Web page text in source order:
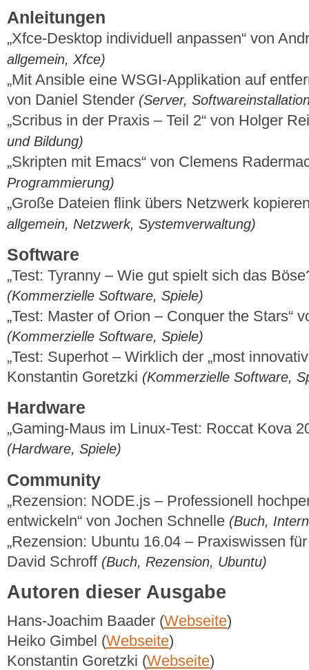
Anleitungen
„Xfce-Desktop individuell anpassen“ von
allgemein, Xfce)
„Mit Ansible eine WSGI-Applikation auf
von Daniel Stender (Server,
„Scribus in der Praxis – Teil 2“ von Holger
und Bildung)
„Skripten mit Emacs“ von Clemens
Programmierung)
„Große Dateien flink übers Netzwerk
allgemein, Netzwerk, Systemverwaltung)
Software
„Test: Tyranny – Wie gut spielt sich das
(Kommerzielle Software, Spiele)
„Test: Master of Orion – Conquer the Stars“
(Kommerzielle Software, Spiele)
„Test: Superhot – Wirklich der „most
Konstantin Goretzki (Kommerzielle Software,
Hardware
„Gaming-Maus im Linux-Test: Roccat Kova
(Hardware, Spiele)
Community
„Rezension: NODE.js – Professionell
entwickeln“ von Jochen Schnelle (Buch,
„Rezension: Ubuntu 16.04 – Praxiswissen
David Schroff (Buch, Rezension, Ubuntu)
Autoren dieser Ausgabe
Hans-Joachim Baader (Webseite)
Heiko Gimbel (Webseite)
Konstantin Goretzki (Webseite)